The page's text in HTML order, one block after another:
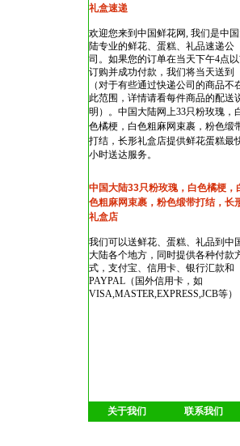
礼盒速递
欢迎您来到中国鲜花网, 我们是中
陆专业的鲜花、蛋糕、礼品速递公
司。如果您的订单在当天下午4点
订购并成功付款，我们将当天送到
（对于有些通过快递公司的商品不
此范围，详情请看每件商品的配送
明）。 中国大陆网上33只粉玫瑰，
色橘梗，白色粗麻网束裹，粉色缎
打结，长形礼盒店提供鲜花蛋糕最
小时送达服务。
中国大陆33只粉玫瑰，白色橘梗，
色粗麻网束裹，粉色缎带打结，长
礼盒店
我们可以送鲜花、蛋糕、礼品到中
大陆各个地方，同时提供各种付款
式，支付宝、信用卡、银行汇款和
PAYPAL（国外信用卡，如
VISA,MASTER,EXPRESS,JCB等）
关于我们
联系我们